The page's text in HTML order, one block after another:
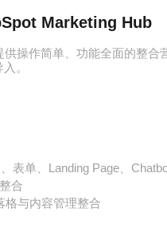
Marketing Hub
供操作简单、功能全面的整合
。
表单、Landing Page、
合
格与内容管理整合